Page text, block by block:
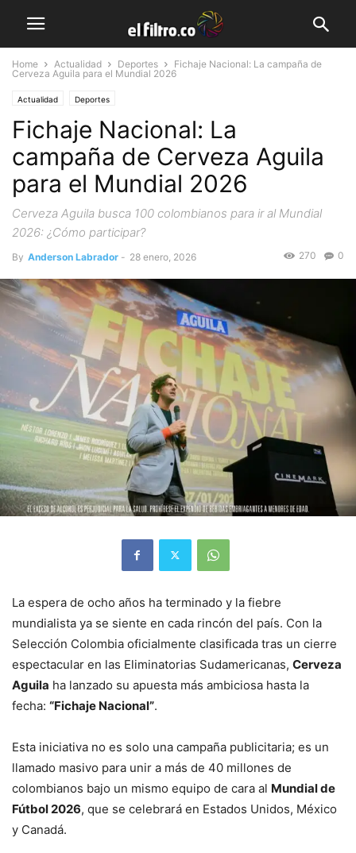
Home Actualidad Deportes
Fichaje Nacional: La campaña de
Cerveza Aguila para el Mundial 2026
Actualidad Deportes
Fichaje Nacional: La
campaña de Cerveza Aguila
para el Mundial 2026
Cerveza Aguila busca 100 colombianos para ir al Mundial
2026: ¿Cómo participar?
By Anderson Labrador - 28 enero, 2026 0
270
La espera de ocho años ha terminado y la fiebre
mundialista ya se siente en cada rincón del país. Con la
Selección Colombia oficialmente clasificada tras un cierre
espectacular en las Eliminatorias Sudamericanas, Cerveza
Aguila ha lanzado su apuesta más ambiciosa hasta la
fecha: “Fichaje Nacional”.
Esta iniciativa no es solo una campaña publicitaria; es un
llamado masivo para unir a más de 40 millones de
colombianos bajo un mismo equipo de cara al Mundial de
Fútbol 2026, que se celebrará en Estados Unidos, México
y Canadá.